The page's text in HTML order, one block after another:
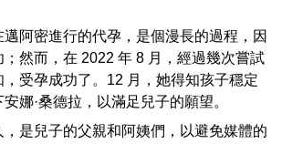
邁阿密進行的代孕，是個漫長的過程，因
然而，在 2022 年 8 月，經過幾次嘗試
受孕成功了。12 月，她得知孩子穩定
娜·桑德拉，以滿足兒子的願望。
是兒子的父親和阿姨們，以避免媒體的